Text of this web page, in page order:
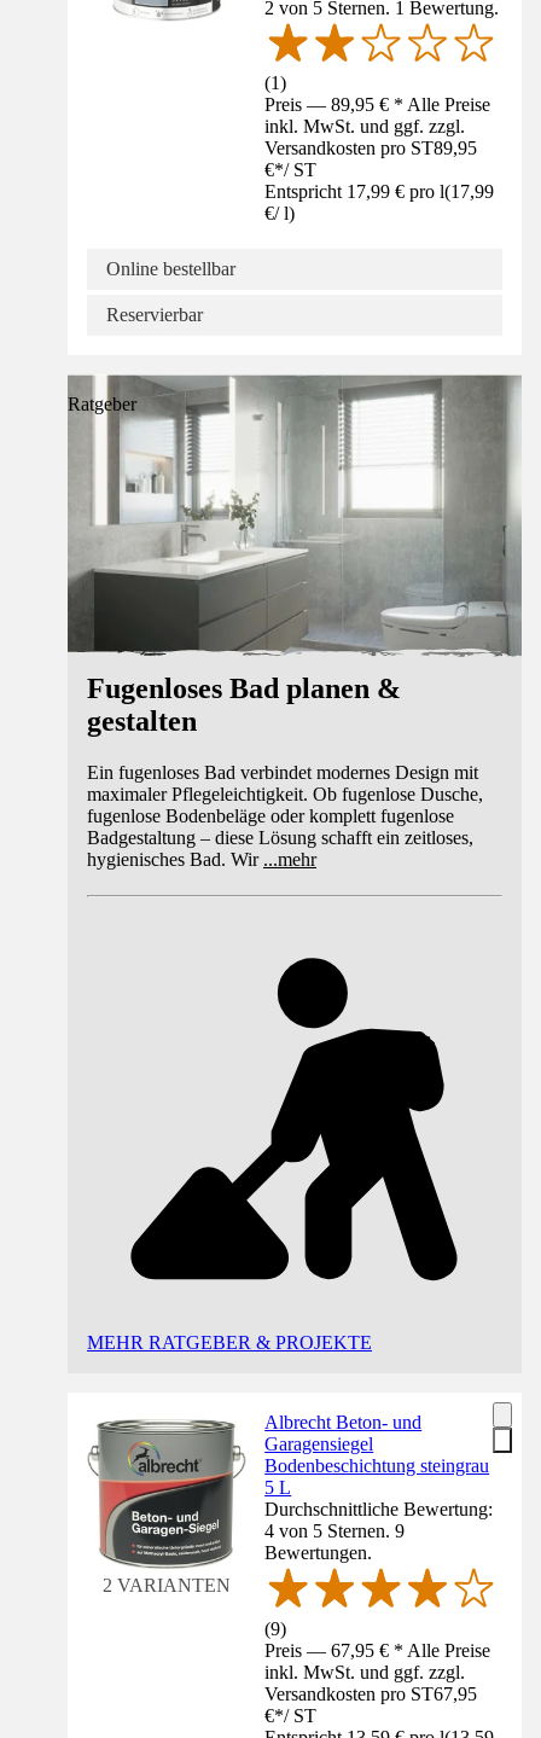
2 von 5 Sternen. 1 Bewertung.
(1)
Preis — 89,95 € * Alle Preise
inkl. MwSt. und ggf. zzgl.
Versandkosten pro ST89,95
€*/ ST
Entspricht 17,99 € pro l(17,99
€/ l)
Online bestellbar
Reservierbar
Ratgeber
Fugenloses Bad planen &
gestalten
Ein fugenloses Bad verbindet modernes Design mit
maximaler Pflegeleichtigkeit. Ob fugenlose Dusche,
fugenlose Bodenbeläge oder komplett fugenlose
Badgestaltung – diese Lösung schafft ein zeitloses,
hygienisches Bad. Wir ...mehr
MEHR RATGEBER & PROJEKTE
2 VARIANTEN
Albrecht Beton- und
Garagensiegel
Bodenbeschichtung steingrau
5 L
Durchschnittliche Bewertung:
4 von 5 Sternen. 9
Bewertungen.
(9)
Preis — 67,95 € * Alle Preise
inkl. MwSt. und ggf. zzgl.
Versandkosten pro ST67,95
€*/ ST